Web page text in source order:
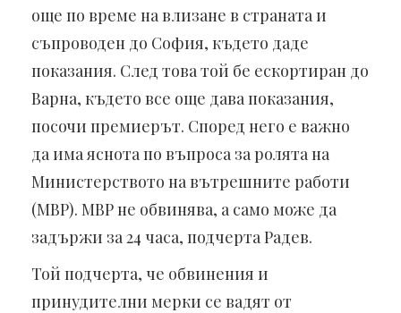
още по време на влизане в страната и
съпроводен до София, където даде
показания. След това той бе ескортиран до
Варна, където все още дава показания,
посочи премиерът. Според него е важно
да има яснота по въпроса за ролята на
Министерството на вътрешните работи
(МВР). МВР не обвинява, а само може да
задържи за 24 часа, подчерта Радев.
Той подчерта, че обвинения и
принудителни мерки се вадят от